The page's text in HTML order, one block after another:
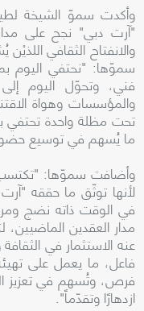
وأكدت سموّ الشيخة
"آرت دبي" نجح على
والانفتاح الثقافي
سموّها: "نحتفي اليوم
فني، وتحوّل اليوم
والمؤسسات وهواة
تحت مظلة واحدة تحتفي
ما يُسهم في توسيع حضور
وأضافت سموّها: "تكتسب
لأنها توثّق ما حققه
في الوقت ذاته نضج
مدار العقدين
عنه الاستثمار في
فاعل، ما يعمل على
فرص، وتُسهم في تعزيز
ازدهارًا وتقدّماً".